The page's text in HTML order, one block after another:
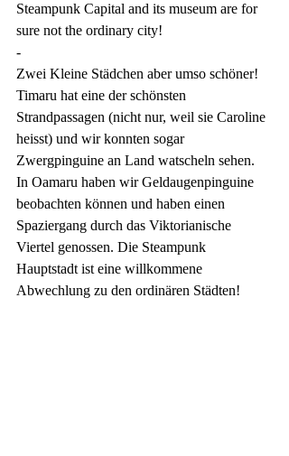
Steampunk Capital and its museum are for
sure not the ordinary city!
-
Zwei Kleine Städchen aber umso schöner!
Timaru hat eine der schönsten
Strandpassagen (nicht nur, weil sie Caroline
heisst) und wir konnten sogar
Zwergpinguine an Land watscheln sehen.
In Oamaru haben wir Geldaugenpinguine
beobachten können und haben einen
Spaziergang durch das Viktorianische
Viertel genossen. Die Steampunk
Hauptstadt ist eine willkommene
Abwechlung zu den ordinären Städten!